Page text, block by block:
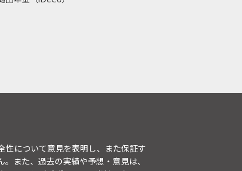
性について意見を表明し、また保証す
また、過去の実績や予想・意見は、